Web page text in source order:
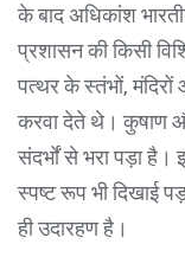
के बाद अधिकांश
प्रशासन की किसी
पत्थर के स्तंभों, मंदिरों
करवा देते थे। कुषाण
संदर्भों से भरा पड़ा
स्पष्ट रूप भी दिखाई
ही उदारहण है।